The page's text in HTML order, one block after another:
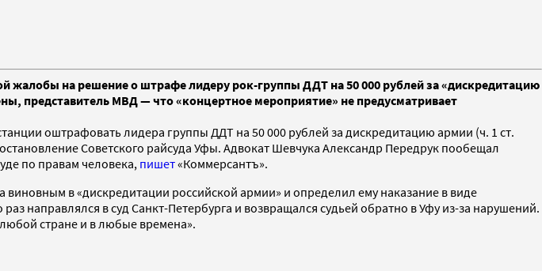
на решение о штрафе лидеру рок-группы ДДТ на 50 000 рублей за «дискредитацию
представитель МВД — что «концертное мероприятие» не предусматривает
оштрафовать лидера группы ДДТ на 50 000 рублей за дискредитацию армии (ч. 1 ст.
Советского райсуда Уфы. Адвокат Шевчука Александр Передрук пообещал
по правам человека, пишет«Коммерсантъ».
в «дискредитации российской армии» и определил ему наказание в виде
направлялся в суд Санкт-Петербурга и возвращался судьей обратно в Уфу из-за нарушений.
стране и в любые времена».